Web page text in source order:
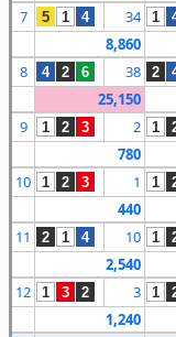
7
5 1 4 34 1
8,860
8
4 2 6 38 2
25,150
9
1 2 3 2 1
780
10
1 2 3 1 1
440
11
2 1 4 10 1
2,540
12
1 3 2 3 1
1,240